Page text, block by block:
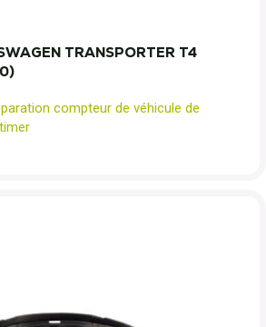
TRANSPORTER T4
compteur de véhicule de